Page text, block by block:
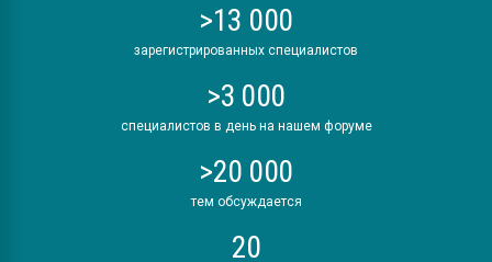
>13 000
зарегистрированных специалистов
>3 000
специалистов в день на нашем форуме
>20 000
тем обсуждается
20